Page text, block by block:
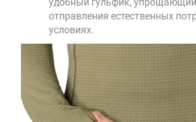
удобный гульфик, упрощающий
отправления естественных
условиях.